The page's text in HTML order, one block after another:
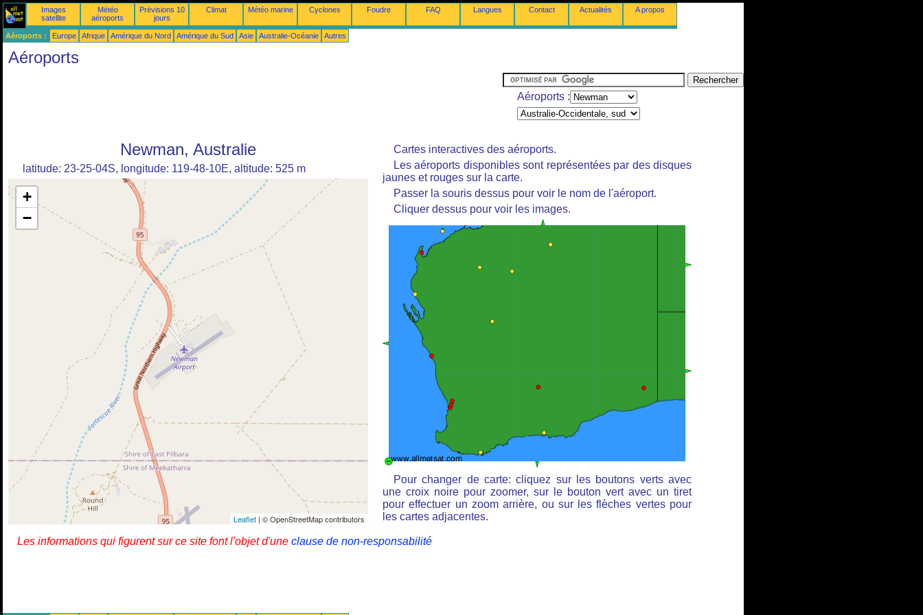
Images
satellite
Météo
aéroports
Prévisions 10
jours
Climat Météo marine Cyclones Foudre FAQ Langues Contact Actualités A propos
Aéroports : Europe Afrique Amérique du Nord Amérique du Sud Asie Australie-Océanie Autres
Aéroports
Aéroports :
Newman, Australie
latitude: 23-25-04S, longitude: 119-48-10E, altitude: 525 m
+
−
Leaflet | © OpenStreetMap contributors
Cartes interactives des aéroports.
Les aéroports disponibles sont représentées par des disques
jaunes et rouges sur la carte.
Passer la souris dessus pour voir le nom de l'aéroport.
Cliquer dessus pour voir les images.
Pour changer de carte: cliquez sur les boutons verts avec
une croix noire pour zoomer, sur le bouton vert avec un tiret
pour effectuer un zoom arrière, ou sur les flèches vertes pour
les cartes adjacentes.
Les informations qui figurent sur ce site font l'objet d'une clause de non-responsabilité